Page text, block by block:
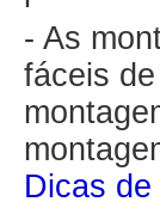
- As
fáceis
Dicas